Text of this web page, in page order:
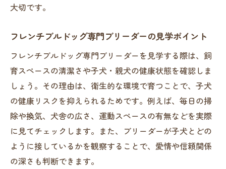
大切です。
フレンチブルドッグ専門ブリーダーの見学ポイント
フレンチブルドッグ専門ブリーダーを見学する際は、飼
育スペースの清潔さや子犬・親犬の健康状態を確認しま
しょう。その理由は、衛生的な環境で育つことで、子犬
の健康リスクを抑えられるためです。例えば、毎日の掃
除や換気、犬舎の広さ、運動スペースの有無などを実際
に見てチェックします。また、ブリーダーが子犬とどの
ように接しているかを観察することで、愛情や信頼関係
の深さも判断できます。